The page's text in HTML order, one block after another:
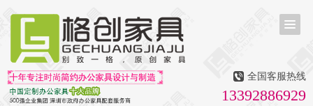
首页
茶台茶桌
多媒体会议室家具
全国客服热线
13392886929